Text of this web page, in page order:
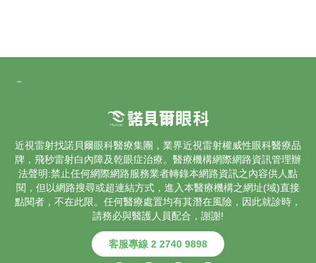
－
近視雷射找諾貝爾眼科醫療集團，業界近視雷射權威性眼科醫療品
牌，飛秒雷射白內障及乾眼症治療。醫療機構網際網路資訊管理辦
法聲明:禁止任何網際網路服務業者轉錄本網路資訊之內容供人點
閱，但以網路搜尋或超連結方式，進入本醫療機構之網址(域)直接
點閱者，不在此限。任何醫療處置均有其潛在風險，因此就診時，
請務必與醫護人員配合，謝謝!
客服專線 2 2740 9898